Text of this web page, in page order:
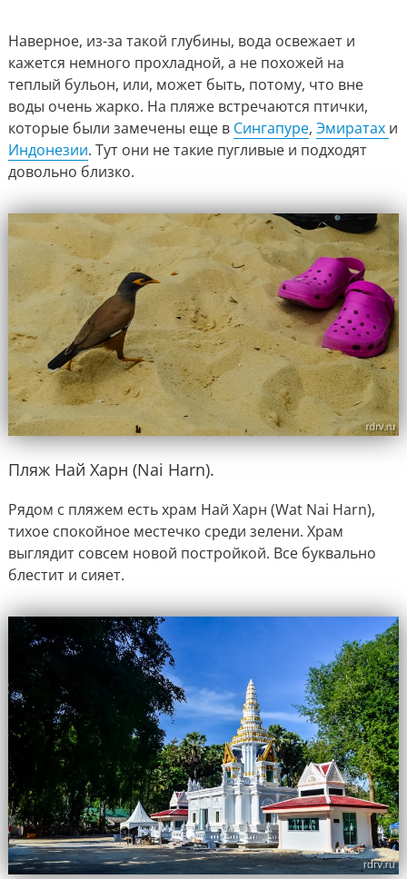
Наверное, из-за такой глубины, вода освежает и
кажется немного прохладной, а не похожей на
теплый бульон, или, может быть, потому, что вне
воды очень жарко. На пляже встречаются птички,
которые были замечены еще в Сингапуре, Эмиратах и
Индонезии. Тут они не такие пугливые и подходят
довольно близко.
Пляж Най Харн (Nai Harn).
Рядом с пляжем есть храм Най Харн (Wat Nai Harn),
тихое спокойное местечко среди зелени. Храм
выглядит совсем новой постройкой. Все буквально
блестит и сияет.